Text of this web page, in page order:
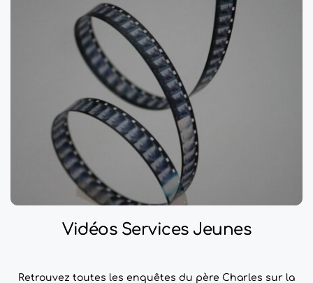
Vidéos Services Jeunes
Retrouvez toutes les enquêtes du père Charles sur la